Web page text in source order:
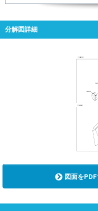
分解図詳細
図面を